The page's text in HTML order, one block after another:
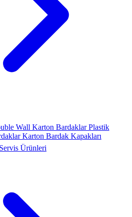
Wall Karton BardaklarPlastik
Karton Bardak Kapakları
Ürünleri